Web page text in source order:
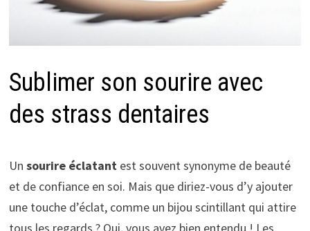
Sublimer son sourire avec
des strass dentaires
Un sourire éclatantest souvent synonyme de beauté
et de confiance en soi. Mais que diriez-vous d’y ajouter
une touche d’éclat, comme un bijou scintillant qui attire
tous les regards ? Oui, vous avez bien entendu ! Les